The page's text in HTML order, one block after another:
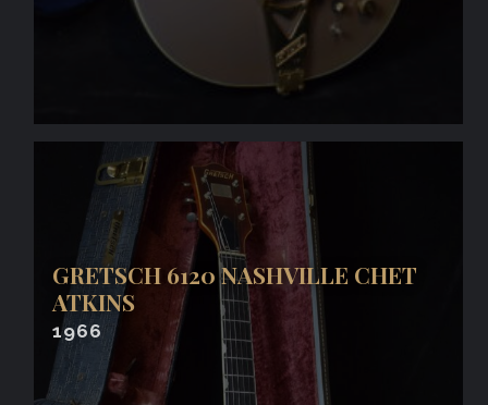
GRETSCH 6120 NASHVILLE CHET
ATKINS
1966